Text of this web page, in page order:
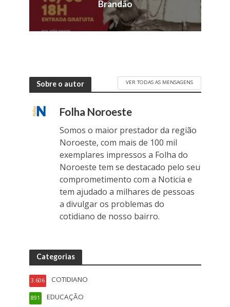
Brandão
Sobre o autor VER TODAS AS MENSAGENS
Folha Noroeste
Somos o maior prestador da região
Noroeste, com mais de 100 mil
exemplares impressos a Folha do
Noroeste tem se destacado pelo seu
comprometimento com a Noticia e
tem ajudado a milhares de pessoas
a divulgar os problemas do
cotidiano de nosso bairro.
Categorias
COTIDIANO
3.606
EDUCAÇÃO
891